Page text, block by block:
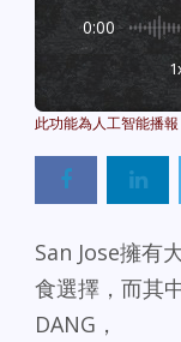
0:00
San Jose擁有
食選擇，而其
DANG，